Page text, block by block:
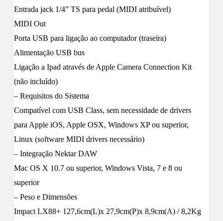
Entrada jack 1/4” TS para pedal (MIDI atribuível)
MIDI Out
Porta USB para ligação ao computador (traseira)
Alimentação USB bus
Ligação a Ipad através de Apple Camera Connection Kit
(não incluído)
– Requisitos do Sistema
Compatível com USB Class, sem necessidade de drivers
para Apple iOS, Apple OSX, Windows XP ou superior,
Linux (software MIDI drivers necessário)
– Integração Nektar DAW
Mac OS X 10.7 ou superior, Windows Vista, 7 e 8 ou
superior
– Peso e Dimensões
Impact LX88+ 127,6cm(L)x 27,9cm(P)x 8,9cm(A) / 8,2Kg